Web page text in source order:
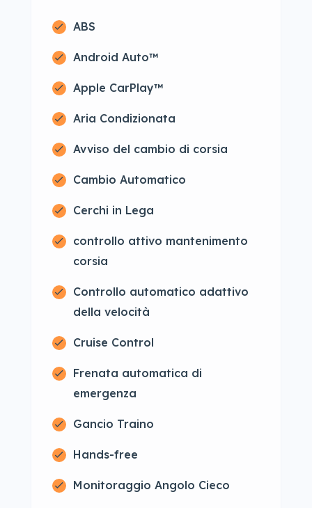
ABS
Android Auto™
Apple CarPlay™
Aria Condizionata
Avviso del cambio di corsia
Cambio Automatico
Cerchi in Lega
controllo attivo mantenimento
corsia
Controllo automatico adattivo
della velocità
Cruise Control
Frenata automatica di
emergenza
Gancio Traino
Hands-free
Monitoraggio Angolo Cieco